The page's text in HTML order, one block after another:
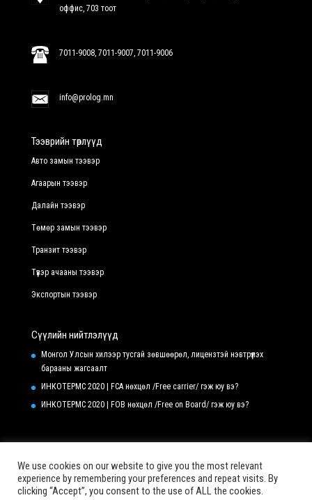
оффис, 703 тоот
7011-9008, 7011-9007, 7011-9006
info@prolog.mn
Тээврийн төрлүүд
Авто замын тээвэр
Агаарын тээвэр
Далайн тээвэр
Төмөр замын тээвэр
Транзит тээвэр
Түүвэр ачааны тээвэр
Экспортын тээвэр
Сүүлийн нийтлэлүүд
Монгол Улсын хилээр тусгай зөвшөөрөл, лицензтэй нэвтрүүлэх
барааны жагсаалт
ИНКОТЕРМС 2020 | FCA нөхцөл /Free carrier/ гэж юу вэ?
ИНКОТЕРМС 2020 | FOB нөхцөл /Free on Board/ гэж юу вэ?
We use cookies on our website to give you the most relevant
experience by remembering your preferences and repeat visits. By
clicking “Accept”, you consent to the use of ALL the cookies.